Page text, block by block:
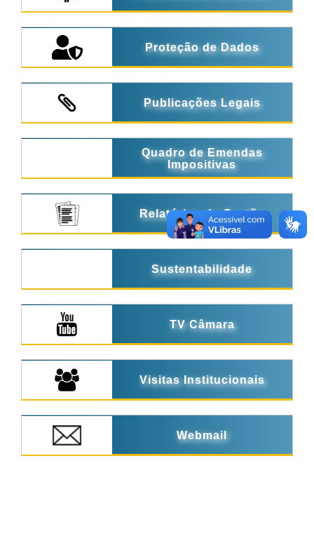
Proteção de Dados
Publicações Legais
Quadro de Emendas
Impositivas
Relatórios de Gestão
Sustentabilidade
TV Câmara
Visitas Institucionais
Webmail